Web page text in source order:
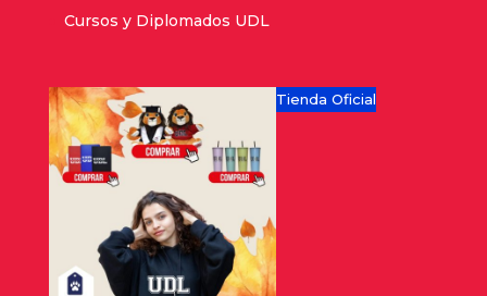
Cursos y Diplomados UDL
Tienda Oficial